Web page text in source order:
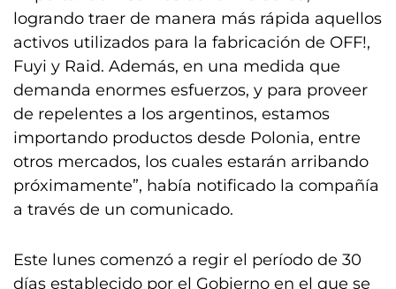
logrando traer de manera más rápida aquellos
activos utilizados para la fabricación de OFF!,
Fuyi y Raid. Además, en una medida que
demanda enormes esfuerzos, y para proveer
de repelentes a los argentinos, estamos
importando productos desde Polonia, entre
otros mercados, los cuales estarán arribando
próximamente”, había notificado la compañía
a través de un comunicado.
Este lunes comenzó a regir el período de 30
días establecido por el Gobierno en el que se